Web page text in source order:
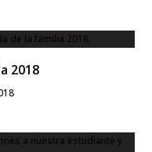
2018